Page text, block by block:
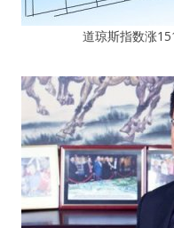
道琼斯指数涨